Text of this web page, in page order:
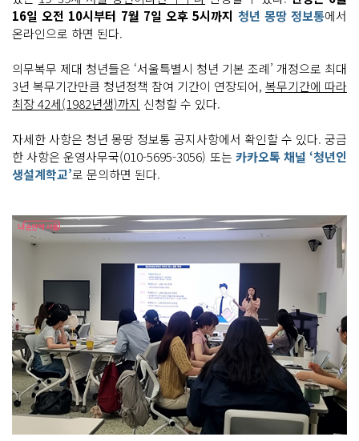
16일 오전 10시부터 7월 7일 오후 5시까지 청년 몽땅 정보통에서
온라인으로 하면 된다.
의무복무 제대 청년들은 ‘서울특별시 청년 기본 조례’ 개정으로 최대
3년 복무기간만큼 청년정책 참여 기간이 연장되어, 복무기간에 따라
최장 42세(1982년생)까지 신청할 수 있다.
자세한 사항은 청년 몽땅 정보통 공지사항에서 확인할 수 있다. 궁금
한 사항은 운영사무국(010-5695-3056) 또는 카카오톡 채널 ‘청년인
생설계학교’로 문의하면 된다.